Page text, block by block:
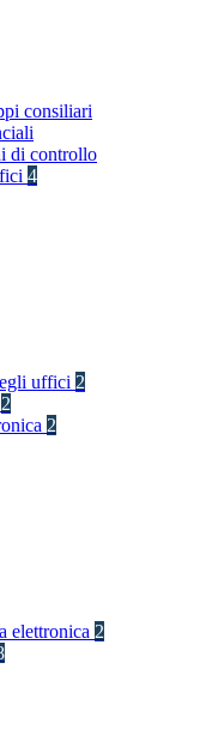
consiliari
di controllo
4
uffici 2
2
2
elettronica 2